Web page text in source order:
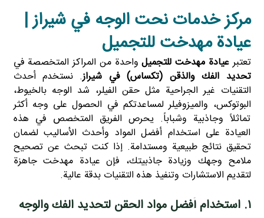
مركز خدمات نحت الوجه في شيراز |
عيادة مهدخت للتجميل
تعتبرعيادة مهدخت للتجميلواحدة من المراكز المتخصصة في
تحديد الفك والذقن (تكساس) في شيراز. نستخدم أحدث
التقنيات غير الجراحية مثل حقن الفيلر، شد الوجه بالخيوط،
البوتوكس، والميزوفيلر لمساعدتكم في الحصول على وجه أكثر
تماثلاً وجاذبية وشباباً. يحرص الفريق المتخصص في هذه
العيادة على استخدام أفضل المواد وأحدث الأساليب لضمان
تحقيق نتائج طبيعية ومستدامة. إذا كنت تبحث عن تصحيح
ملامح وجهك وزيادة جاذبيتك، فإن عيادة مهدخت جاهزة
لتقديم الاستشارات وتنفيذ هذه التقنيات بدقة عالية.
۱. استخدام أفضل مواد الحقن لتحديد الفك والوجه